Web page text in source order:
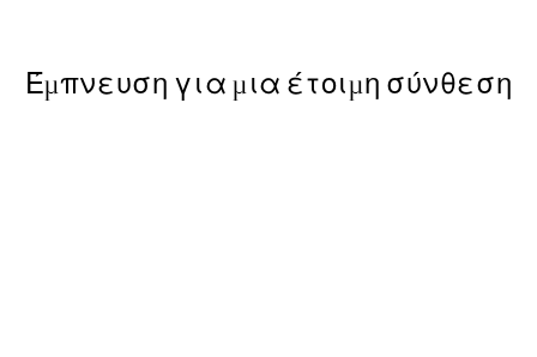
Έμπνευση για μια έτοιμη σύνθεση